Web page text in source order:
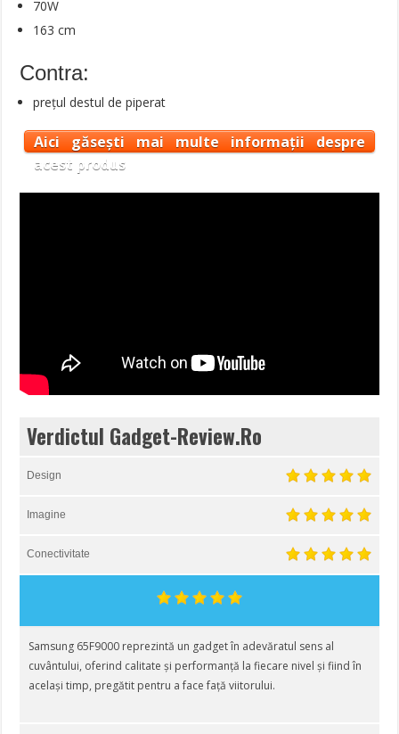
70W
163 cm
Contra:
prețul destul de piperat
Aici găsești mai multe informații despre
acest produs
Verdictul Gadget-Review.Ro
Design
Imagine
Conectivitate
Samsung 65F9000 reprezintă un gadget în adevăratul sens al
cuvântului, oferind calitate și performanță la fiecare nivel și fiind în
același timp, pregătit pentru a face față viitorului.